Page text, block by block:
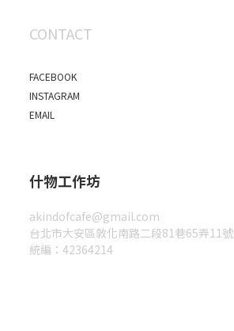
CONTACT
FACEBOOK
INSTAGRAM
EMAIL
什物工作坊
akindofcafe@gmail.com
台北市大安區敦化南路二段81巷65弄11號
統編：42364214